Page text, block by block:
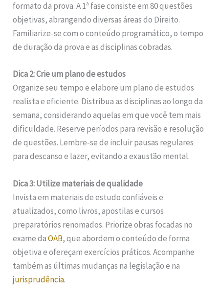
formato da prova. A 1ª fase consiste em 80 questões
objetivas, abrangendo diversas áreas do Direito.
Familiarize-se com o conteúdo programático, o tempo
de duração da prova e as disciplinas cobradas.
Dica 2: Crie um plano de estudos
Organize seu tempo e elabore um plano de estudos
realista e eficiente. Distribua as disciplinas ao longo da
semana, considerando aquelas em que você tem mais
dificuldade. Reserve períodos para revisão e resolução
de questões. Lembre-se de incluir pausas regulares
para descanso e lazer, evitando a exaustão mental.
Dica 3: Utilize materiais de qualidade
Invista em materiais de estudo confiáveis e
atualizados, como livros, apostilas e cursos
preparatórios renomados. Priorize obras focadas no
exame daOAB, que abordem o conteúdo de forma
objetiva e ofereçam exercícios práticos. Acompanhe
também as últimas mudanças na legislação e na
jurisprudência.